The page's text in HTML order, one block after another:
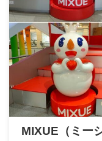
MIXUE（ミー